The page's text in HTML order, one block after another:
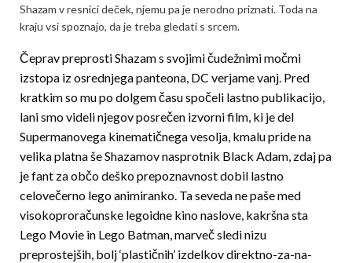
Shazam v resnici deček, njemu pa je nerodno priznati. Toda na
kraju vsi spoznajo, da je treba gledati s srcem.
Čeprav preprosti Shazam s svojimi čudežnimi močmi
izstopa iz osrednjega panteona, DC verjame vanj. Pred
kratkim so mu po dolgem času spočeli lastno publikacijo,
lani smo videli njegov posrečen izvorni film, ki je del
Supermanovega kinematičnega vesolja, kmalu pride na
velika platna še Shazamov nasprotnik Black Adam, zdaj pa
je fant za občo deško prepoznavnost dobil lastno
celovečerno lego animiranko. Ta seveda ne paše med
visokoproračunske legoidne kino naslove, kakršna sta
Lego Movie in Lego Batman, marveč sledi nizu
preprostejših, bolj ‘plastičnih’ izdelkov direktno-za-na-